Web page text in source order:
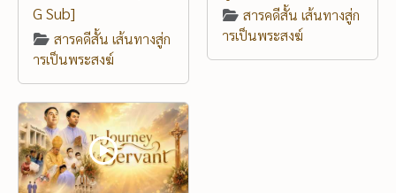
G Sub]
สารคดีสั้น เส้นทางสู่ก
ารเป็นพระสงฆ์
สารคดีสั้น เส้นทางสู่ก
ารเป็นพระสงฆ์